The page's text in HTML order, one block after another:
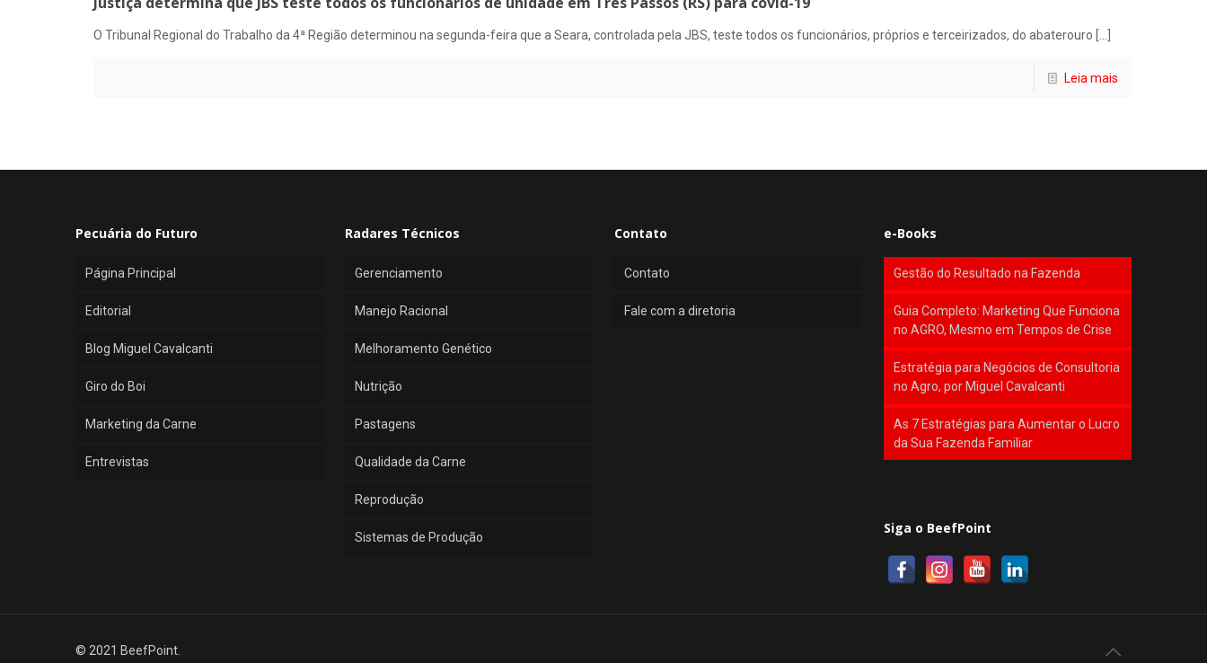
O Tribunal Regional do Trabalho da 4ª Região determinou na segunda-feira que a Seara, controlada pela JBS, teste todos os funcionários, próprios e terceirizados, do abaterouro
Leia mais
Pecuária do Futuro
Página Principal
Editorial
Blog Miguel Cavalcanti
Giro do Boi
Marketing da Carne
Entrevistas
Radares Técnicos
Gerenciamento
Manejo Racional
Melhoramento Genético
Nutrição
Pastagens
Qualidade da Carne
Reprodução
Sistemas de Produção
Contato
Contato
Fale com a diretoria
e-Books
Gestão do Resultado na Fazenda
Guia Completo: Marketing Que Funciona
no AGRO, Mesmo em Tempos de Crise
Estratégia para Negócios de Consultoria
no Agro, por Miguel Cavalcanti
As 7 Estratégias para Aumentar o Lucro
da Sua Fazenda Familiar
Siga o BeefPoint
© 2021 BeefPoint.